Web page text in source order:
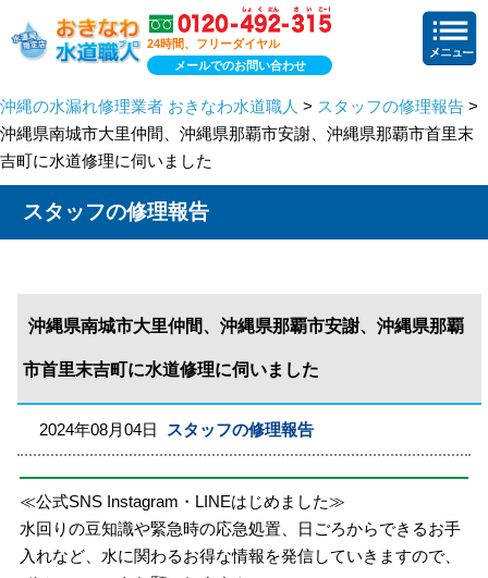
24時間、フリーダイヤル
メールでのお問い合わせ
沖縄の水漏れ修理業者 おきなわ水道職人 > スタッフの修理報告 >
沖縄県南城市大里仲間、沖縄県那覇市安謝、沖縄県那覇市首里末
吉町に水道修理に伺いました
スタッフの修理報告
沖縄県南城市大里仲間、沖縄県那覇市安謝、沖縄県那覇
市首里末吉町に水道修理に伺いました
2024年08月04日 スタッフの修理報告
≪公式SNS Instagram・LINEはじめました≫
水回りの豆知識や緊急時の応急処置、日ごろからできるお手
入れなど、水に関わるお得な情報を発信していきますので、